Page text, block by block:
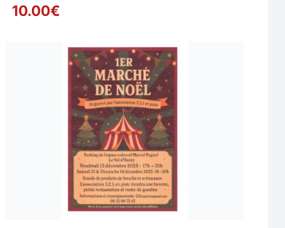
10.00€